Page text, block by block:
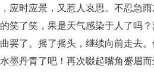
应时应景，又惹人哀思。不忍急雨
笑了笑，果是天气感染于人了吗？
罢了。摇了摇头，继续向前走去。
墨丹青了吧！再次啜起嘴角蹙眉而